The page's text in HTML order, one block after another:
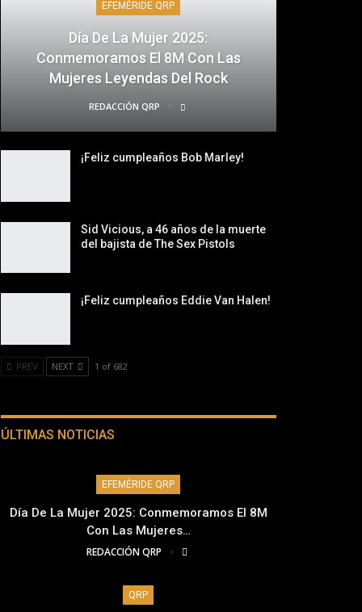
EFEMÉRIDE QRP
Día De La Mujer 2025:
Conmemoramos El 8M Con Las
Mujeres Leyendas Del Rock
REDACCIÓN QRP
¡Feliz cumpleaños Bob Marley!
Sid Vicious, a 46 años de la muerte
del bajista de The Sex Pistols
¡Feliz cumpleaños Eddie Van Halen!
PREV NEXT 1 of 682
ÚLTIMAS NOTICIAS
EFEMÉRIDE QRP
Día De La Mujer 2025: Conmemoramos El 8M
Con Las Mujeres…
REDACCIÓN QRP
QRP